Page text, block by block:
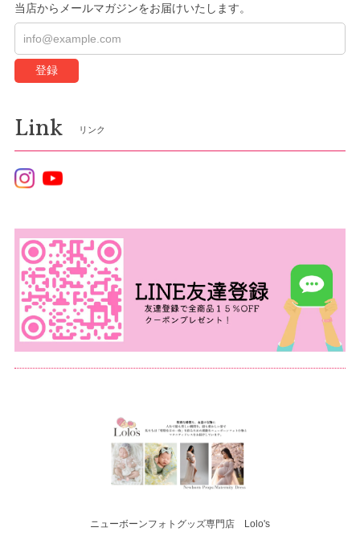
当店からメールマガジンをお届けいたします。
登録
Link リンク
ニューボーンフォトグッズ専門店 Lolo's